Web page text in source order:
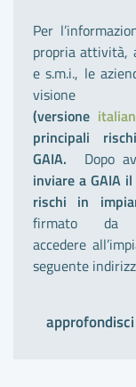
Per
propria attività,
e s.m.i., le
visione
(versione
principali
GAIA. Dopo
inviare a GAIA
rischi in
firmato da
accedere
seguente
approfondisci